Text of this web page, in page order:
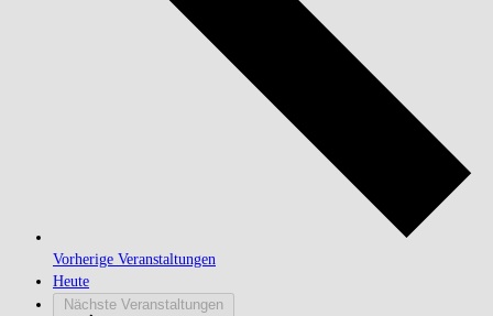
Vorherige Veranstaltungen
Heute
Nächste Veranstaltungen